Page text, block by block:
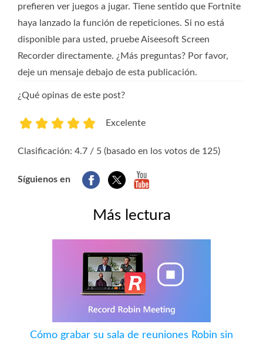
prefieren ver juegos a jugar. Tiene sentido que Fortnite
haya lanzado la función de repeticiones. Si no está
disponible para usted, pruebe Aiseesoft Screen
Recorder directamente. ¿Más preguntas? Por favor,
deje un mensaje debajo de esta publicación.
¿Qué opinas de este post?
Excelente
Clasificación: 4.7 / 5 (basado en los votos de 125)
Síguienos en
Más lectura
Cómo grabar su sala de reuniones Robin sin